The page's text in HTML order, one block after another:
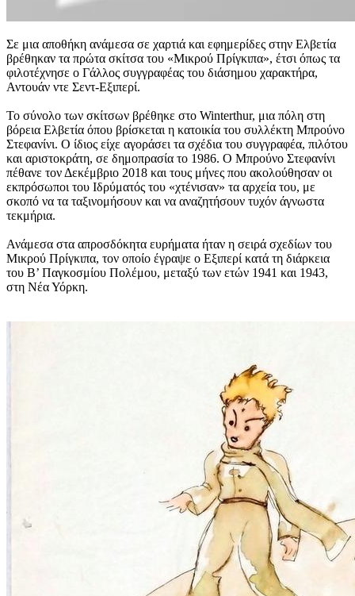
Σε μια αποθήκη ανάμεσα σε χαρτιά και εφημερίδες στην Ελβετία
βρέθηκαν τα πρώτα σκίτσα του «Μικρού Πρίγκιπα», έτσι όπως τα
φιλοτέχνησε ο Γάλλος συγγραφέας του διάσημου χαρακτήρα,
Αντουάν ντε Σεντ-Εξιπερί.
Το σύνολο των σκίτσων βρέθηκε στο Winterthur, μια πόλη στη
βόρεια Ελβετία όπου βρίσκεται η κατοικία του συλλέκτη Μπρούνο
Στεφανίνι. Ο ίδιος είχε αγοράσει τα σχέδια του συγγραφέα, πιλότου
και αριστοκράτη, σε δημοπρασία το 1986. Ο Μπρούνο Στεφανίνι
πέθανε τον Δεκέμβριο 2018 και τους μήνες που ακολούθησαν οι
εκπρόσωποι του Ιδρύματός του «χτένισαν» τα αρχεία του, με
σκοπό να τα ταξινομήσουν και να αναζητήσουν τυχόν άγνωστα
τεκμήρια.
Ανάμεσα στα απροσδόκητα ευρήματα ήταν η σειρά σχεδίων του
Μικρού Πρίγκιπα, τον οποίο έγραψε ο Εξιπερί κατά τη διάρκεια
του Β’ Παγκοσμίου Πολέμου, μεταξύ των ετών 1941 και 1943,
στη Νέα Υόρκη.